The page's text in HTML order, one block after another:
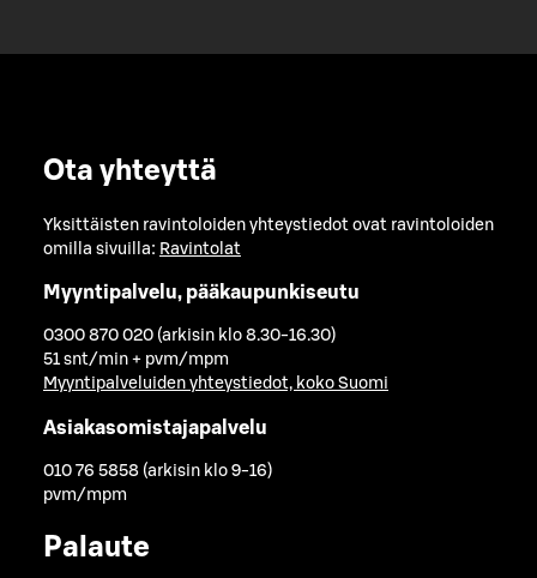
Ota yhteyttä
Yksittäisten ravintoloiden yhteystiedot ovat ravintoloiden
omilla sivuilla: Ravintolat
Myyntipalvelu, pääkaupunkiseutu
0300 870 020 (arkisin klo 8.30-16.30)
51 snt/min + pvm/mpm
Myyntipalveluiden yhteystiedot, koko Suomi
Asiakasomistajapalvelu
010 76 5858 (arkisin klo 9-16)
pvm/mpm
Palaute